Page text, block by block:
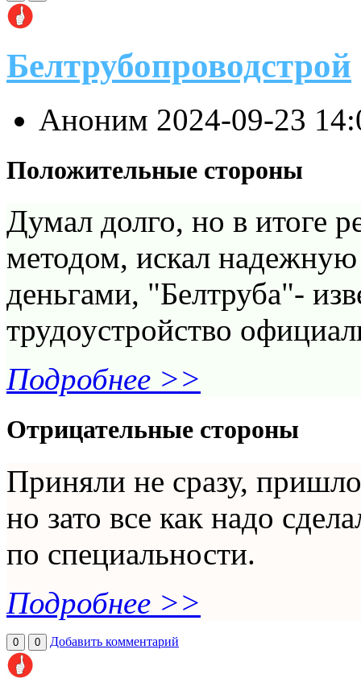
Белтрубопроводстрой
Аноним 2024-09-23
Положительные стороны
Думал долго, но в итоге
методом, искал
деньгами, "Белтруба"-
трудоустройство
Подробнее >>
Отрицательные стороны
Приняли не сразу,
но зато все как надо
по специальности.
Подробнее >>
0 0 Добавить комментарий